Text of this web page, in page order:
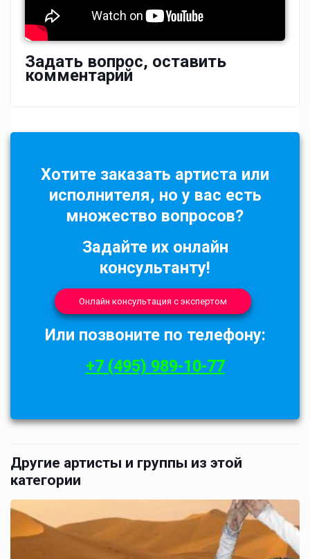
Задать вопрос, оставить
комментарий
Хотите заказать артиста или
исполнителя, но у вас есть
множество вопросов?
Задайте их онлайн
консультанту!
Онлайн консультация с экспертом
Или позвоните по телефону:
+7 (495) 989-10-77
Другие артисты и группы из этой
категории